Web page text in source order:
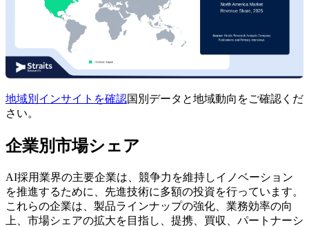
地域別インサイトを確認国別データと地域動向をご確認くだ
さい。
企業別市場シェア
AI採用業界の主要企業は、競争力を維持しイノベーション
を推進するために、先進技術に多額の投資を行っています。
これらの企業は、製品ラインナップの強化、業務効率の向
上、市場シェアの拡大を目指し、提携、買収、パートナーシ